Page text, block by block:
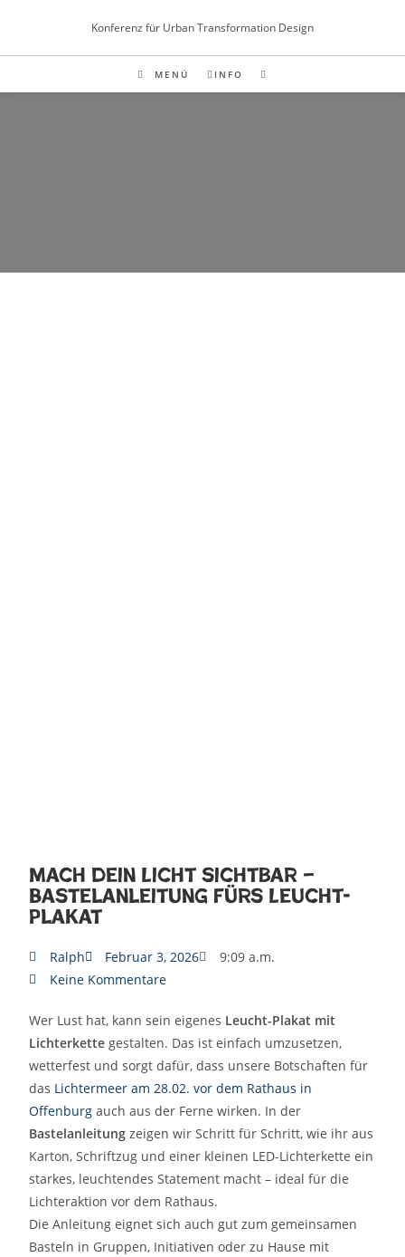
Konferenz für Urban Transformation Design
MENÜ INFO
Mach dein Licht sichtbar –
Bastelanleitung fürs Leucht-
Plakat
Ralph Februar 3, 2026
9:09 a.m.
Keine Kommentare
Wer Lust hat, kann sein eigenes Leucht-Plakat mit
Lichterkette gestalten. Das ist einfach umzusetzen,
wetterfest und sorgt dafür, dass unsere Botschaften für
das Lichtermeer am 28.02. vor dem Rathaus in
Offenburg auch aus der Ferne wirken. In der
Bastelanleitung zeigen wir Schritt für Schritt, wie ihr aus
Karton, Schriftzug und einer kleinen LED-Lichterkette ein
starkes, leuchtendes Statement macht – ideal für die
Lichteraktion vor dem Rathaus.
Die Anleitung eignet sich auch gut zum gemeinsamen
Basteln in Gruppen, Initiativen oder zu Hause mit